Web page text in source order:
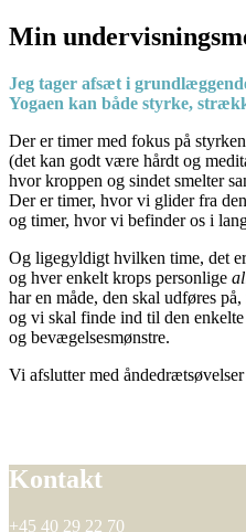
Min
Jeg tager afsæt i
Yogaen kan både styrke,
Der er timer med fokus på
(det kan godt være hårdt og
hvor kroppen og sindet smelter
Der er timer, hvor vi glider fra
og timer, hvor vi befinder os i
Og ligegyldigt hvilken time, det
og hver enkelt krops personlige
har en måde, den skal udføres
og vi skal finde ind til den
og bevægelsesmønstre.
Vi afslutter med
Kontakt
+45 40 29 22 70